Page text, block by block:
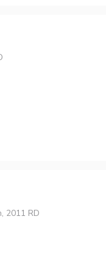
2011 RD